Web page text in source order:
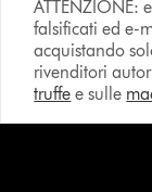
ATTENZIONE:
falsificati ed e-
acquistando
rivenditori
truffe e sulle